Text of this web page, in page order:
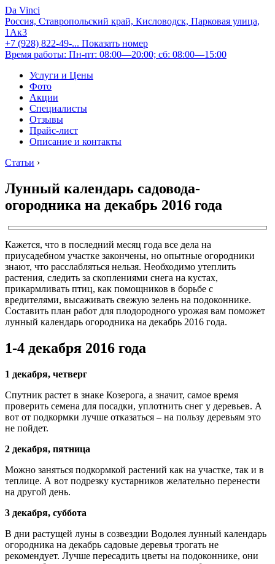
Da Vinci
Россия, Ставропольский край, Кисловодск, Парковая улица,
1Ак3
+7 (928) 822-49-... Показать номер
Время работы: Пн-пт: 08:00—20:00; сб: 08:00—15:00
Услуги и Цены
Фото
Акции
Специалисты
Отзывы
Прайс-лист
Описание и контакты
Статьи ›
Лунный календарь садовода-
огородника на декабрь 2016 года
Кажется, что в последний месяц года все дела на
приусадебном участке закончены, но опытные огородники
знают, что расслабляться нельзя. Необходимо утеплить
растения, следить за скоплениями снега на кустах,
прикармливать птиц, как помощников в борьбе с
вредителями, высаживать свежую зелень на подоконнике.
Составить план работ для плодородного урожая вам поможет
лунный календарь огородника на декабрь 2016 года.
1-4 декабря 2016 года
1 декабря, четверг
Спутник растет в знаке Козерога, а значит, самое время
проверить семена для посадки, уплотнить снег у деревьев. А
вот от подкормки лучше отказаться – на пользу деревьям это
не пойдет.
2 декабря, пятница
Можно заняться подкормкой растений как на участке, так и в
теплице. А вот подрезку кустарников желательно перенести
на другой день.
3 декабря, суббота
В дни растущей луны в созвездии Водолея лунный календарь
огородника на декабрь садовые деревья трогать не
рекомендует. Лучше пересадить цветы на подоконнике, они